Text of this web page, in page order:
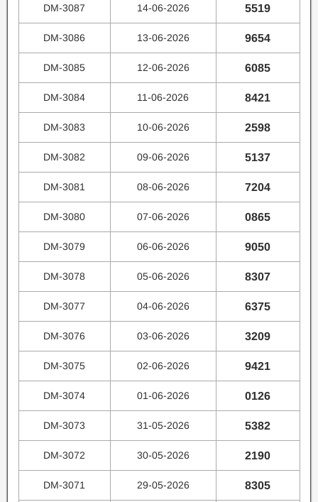
DM-3087 14-06-2026 5519
DM-3086 13-06-2026 9654
DM-3085 12-06-2026 6085
DM-3084 11-06-2026 8421
DM-3083 10-06-2026 2598
DM-3082 09-06-2026 5137
DM-3081 08-06-2026 7204
DM-3080 07-06-2026 0865
DM-3079 06-06-2026 9050
DM-3078 05-06-2026 8307
DM-3077 04-06-2026 6375
DM-3076 03-06-2026 3209
DM-3075 02-06-2026 9421
DM-3074 01-06-2026 0126
DM-3073 31-05-2026 5382
DM-3072 30-05-2026 2190
DM-3071 29-05-2026 8305